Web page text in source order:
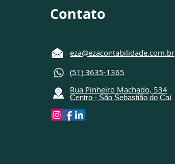
Contato
eza@ezacontabilidade.com.br
(51) 3635-1365
Rua Pinheiro Machado, 534
Centro - São Sebastião do Caí